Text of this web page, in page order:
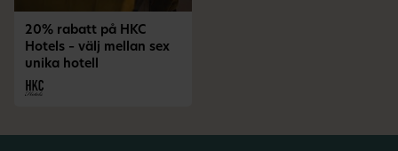
20% rabatt på HKC
Hotels – välj mellan sex
unika hotell